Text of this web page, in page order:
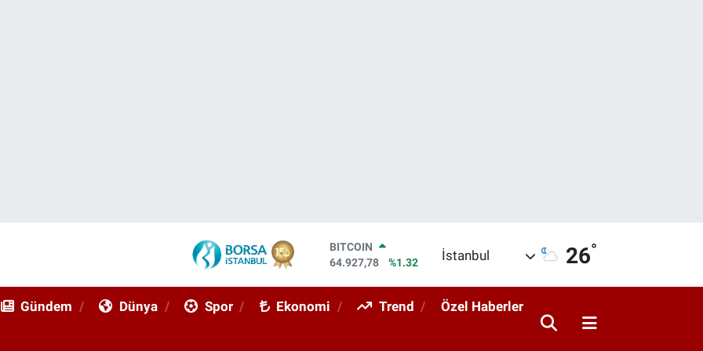
DOLAR
47,5894
%0.08
STERLİN
İstanbul 26°
Gündem Dünya Spor Ekonomi Trend Özel Haberler